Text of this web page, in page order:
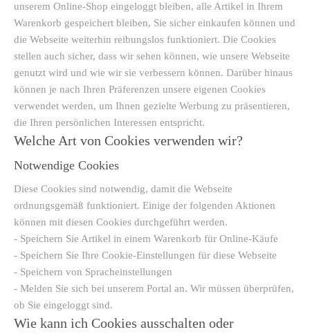
unserem Online-Shop eingeloggt bleiben, alle Artikel in Ihrem
Warenkorb gespeichert bleiben, Sie sicher einkaufen können und
die Webseite weiterhin reibungslos funktioniert. Die Cookies
stellen auch sicher, dass wir sehen können, wie unsere Webseite
genutzt wird und wie wir sie verbessern können. Darüber hinaus
können je nach Ihren Präferenzen unsere eigenen Cookies
verwendet werden, um Ihnen gezielte Werbung zu präsentieren,
die Ihren persönlichen Interessen entspricht.
Welche Art von Cookies verwenden wir?
Notwendige Cookies
Diese Cookies sind notwendig, damit die Webseite
ordnungsgemäß funktioniert. Einige der folgenden Aktionen
können mit diesen Cookies durchgeführt werden.
- Speichern Sie Artikel in einem Warenkorb für Online-Käufe
- Speichern Sie Ihre Cookie-Einstellungen für diese Webseite
- Speichern von Spracheinstellungen
- Melden Sie sich bei unserem Portal an. Wir müssen überprüfen,
ob Sie eingeloggt sind.
Wie kann ich Cookies ausschalten oder